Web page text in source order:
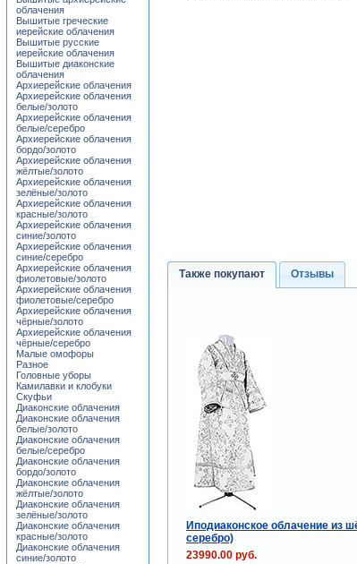
Также покупают Отзывы
Иподиаконское облачение из
серебро)
23990.00 руб.
облачения
Вышитые греческие
иерейские облачения
Вышитые русские
иерейские облачения
Вышитые диаконские
облачения
Архиерейские облачения
Архиерейские облачения
белые/золото
Архиерейские облачения
белые/серебро
Архиерейские облачения
бордо/золото
Архиерейские облачения
жёлтые/золото
Архиерейские облачения
зелёные/золото
Архиерейские облачения
красные/золото
Архиерейские облачения
синие/золото
Архиерейские облачения
синие/серебро
Архиерейские облачения
фиолетовые/золото
Архиерейские облачения
фиолетовые/серебро
Архиерейские облачения
чёрные/золото
Архиерейские облачения
чёрные/серебро
Малые омофоры
Разное
Головные уборы
Камилавки и клобуки
Скуфьи
Диаконские облачения
Диаконские облачения
белые/золото
Диаконские облачения
белые/серебро
Диаконские облачения
бордо/золото
Диаконские облачения
жёлтые/золото
Диаконские облачения
зелёные/золото
Диаконские облачения
красные/золото
Диаконские облачения
синие/золото